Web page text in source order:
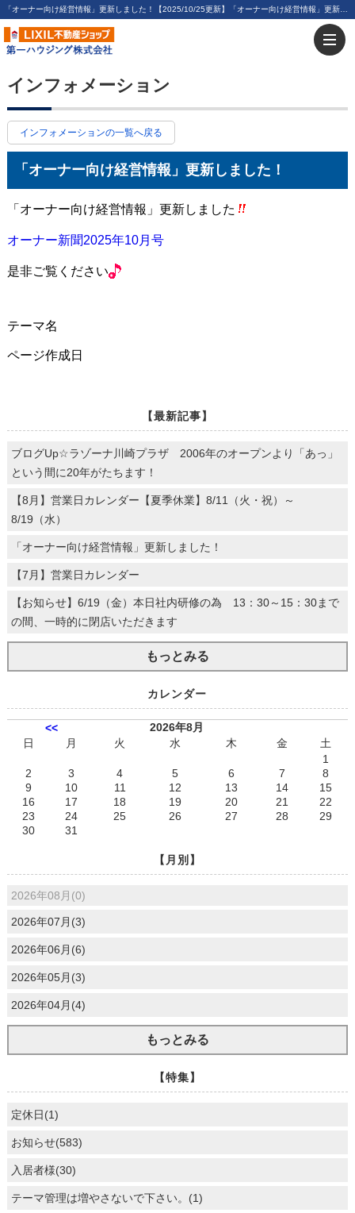
インフォメーション
インフォメーションの一覧へ戻る
「オーナー向け経営情報」更新しました！
「オーナー向け経営情報」更新しました
オーナー新聞2025年10月号
是非ご覧ください
テーマ名
ページ作成日
【最新記事】
ブログUp☆ラゾーナ川崎プラザ 2006年のオープンより「あっ」
という間に20年がたちます！
【8月】営業日カレンダー【夏季休業】8/11（火・祝）～
8/19（水）
「オーナー向け経営情報」更新しました！
【7月】営業日カレンダー
【お知らせ】6/19（金）本日社内研修の為 13：30～15：30まで
の間、一時的に閉店いただきます
もっとみる
カレンダー
<<
2026年8月
日
月 火 水 木 金
土
1
2
3 4 5 6 7
8
9
10 11 12 13 14
15
16
17 18 19 20 21
22
23
24 25 26 27 28
29
30
31
【月別】
2026年08月(0)
2026年07月(3)
2026年06月(6)
2026年05月(3)
2026年04月(4)
もっとみる
【特集】
定休日(1)
お知らせ(583)
入居者様(30)
テーマ管理は増やさないで下さい。(1)